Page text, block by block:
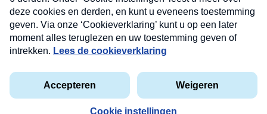
Privacyverklaring
Cookieverklaring
Kwetsbaarheid melden
Copyright © 2026 MAX Vandaag - Omroep MAX
Nieuwsbrief
Neem hier een gratis abonnement op onze
nieuwsbrief. Elke vrijdag- en dinsdagochtend in uw